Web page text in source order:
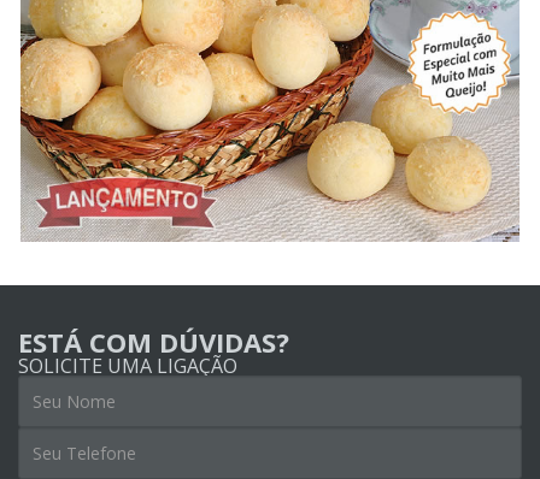
ESTÁ COM DÚVIDAS?
SOLICITE UMA LIGAÇÃO